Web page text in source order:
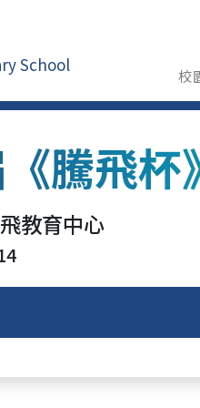
School
校
騰飛
教育中心